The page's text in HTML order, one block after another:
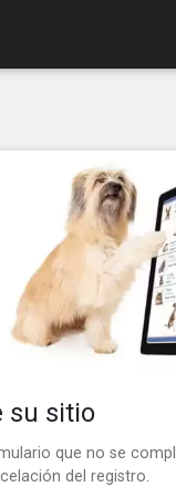
su sitio
que no se
del registro.